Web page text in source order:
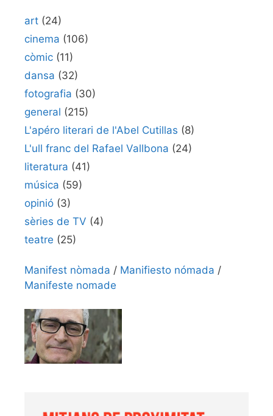
art (24)
cinema (106)
còmic (11)
dansa (32)
fotografia (30)
general (215)
L'apéro literari de l'Abel Cutillas (8)
L'ull franc del Rafael Vallbona (24)
literatura (41)
música (59)
opinió (3)
sèries de TV (4)
teatre (25)
Manifest nòmada / Manifiesto nómada /
Manifeste nomade